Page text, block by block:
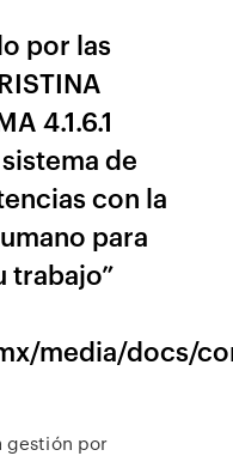
por las
4.1.6.1
de
con la
para
trabajo”
media/docs/
gestión por